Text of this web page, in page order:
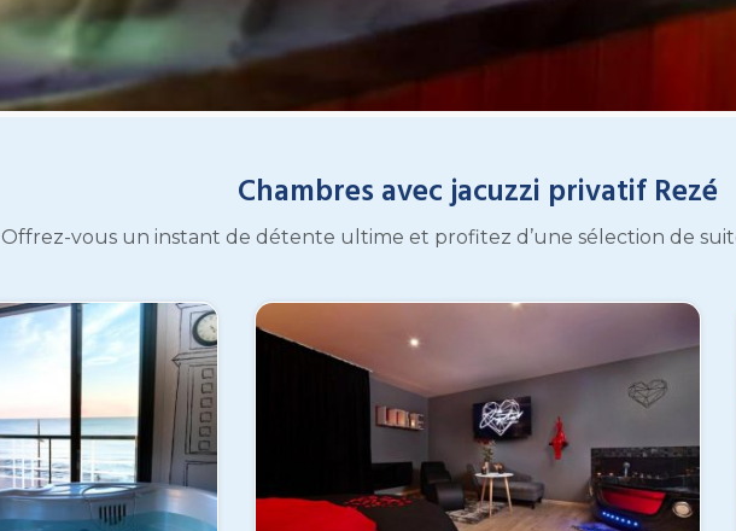
Chambres avec jacuzzi privatif Rezé
Offrez-vous un instant de détente ultime et profitez d’une sélection de